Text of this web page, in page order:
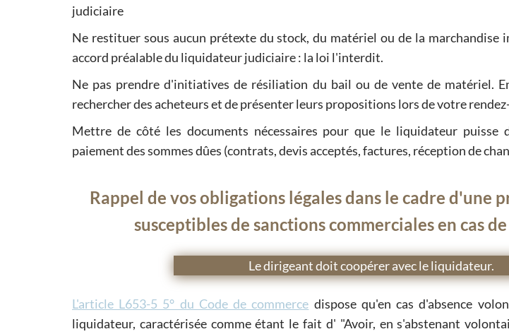
judiciaire
Ne restituer sous aucun prétexte du stock, du matériel ou de la marchandise
accord préalable du liquidateur judiciaire : la loi l'interdit.
Ne pas prendre d'initiatives de résiliation du bail ou de vente de matériel.
rechercher des acheteurs et de présenter leurs propositions lors de votre
Mettre de côté les documents nécessaires pour que le liquidateur puisse
paiement des sommes dûes (contrats, devis acceptés, factures, réception de
Rappel de vos obligations légales dans le cadre d'une
susceptibles de sanctions commerciales en cas
Le dirigeant doit coopérer avec le liquidateur.
L'article L653-5 5° du Code de commerce dispose qu'en cas d'absence
liquidateur, caractérisée comme étant le fait d' "Avoir, en s'abstenant